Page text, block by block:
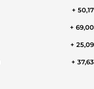
+
+
+
+